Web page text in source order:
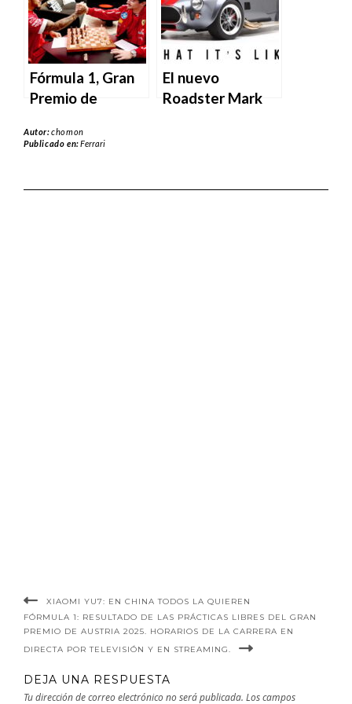
Fórmula 1, Gran
Premio de
horarios de
El nuevo
Roadster Mark
Autor:chomon
Publicado en:Ferrari
XIAOMI YU7: EN CHINA TODOS LA QUIEREN
FÓRMULA 1: RESULTADO DE LAS PRÁCTICAS LIBRES DEL GRAN
PREMIO DE AUSTRIA 2025. HORARIOS DE LA CARRERA EN
DIRECTA POR TELEVISIÓN Y EN STREAMING.
DEJA UNA RESPUESTA
Tu dirección de correo electrónico no será publicada. Los campos